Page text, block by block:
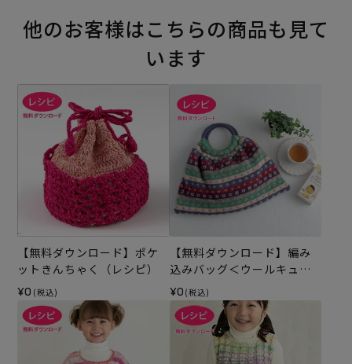
他のお客様はこちらの商品も見て
います
【無料ダウンロード】ポケ
ットきんちゃく（レシピ）
¥0 (税込)
【無料ダウンロード】編み
込みバッグ＜ウールキュー
ト＞（レシピ）
¥0 (税込)